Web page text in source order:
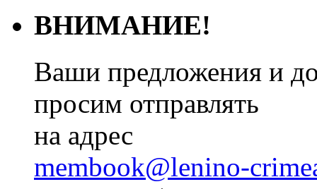
ВНИМАНИЕ!
Ваши предложения и
просим отправлять
на адрес
membook@lenino-